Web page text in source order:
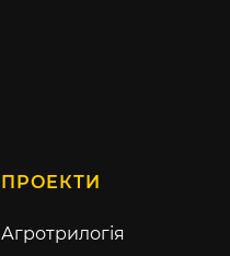
ПРОЕКТИ
Агротрилогія